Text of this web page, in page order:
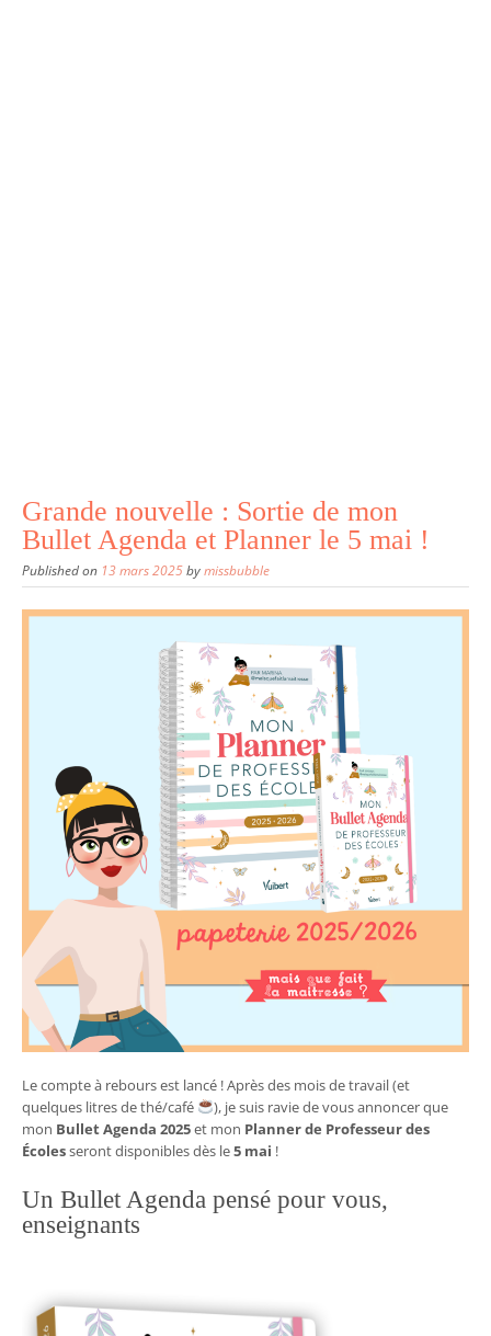
Grande nouvelle : Sortie de mon
Bullet Agenda et Planner le 5 mai !
Published on 13 mars 2025bymissbubble
Le compte à rebours est lancé ! Après des mois de travail (et
quelques litres de thé/café
), je suis ravie de vous annoncer que
mon Bullet Agenda 2025et mon Planner de Professeur des
Écolesseront disponibles dès le5 mai !
Un Bullet Agenda pensé pour vous,
enseignants ‍